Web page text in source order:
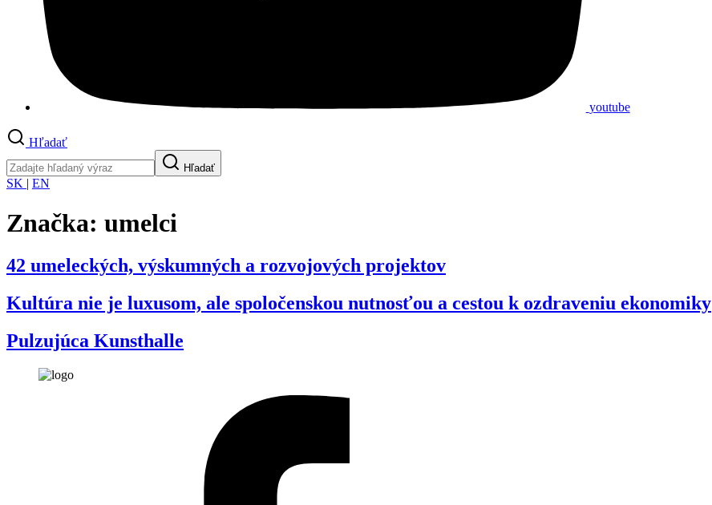
youtube
Hľadať
Hľadať
SK | EN
Značka: umelci
42 umeleckých, výskumných a rozvojových projektov
Kultúra nie je luxusom, ale spoločenskou nutnosťou a cestou k ozdraveniu ekonomiky
Pulzujúca Kunsthalle